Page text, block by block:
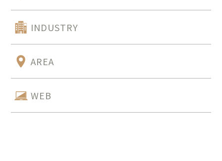
INDUSTRY
AREA
WEB